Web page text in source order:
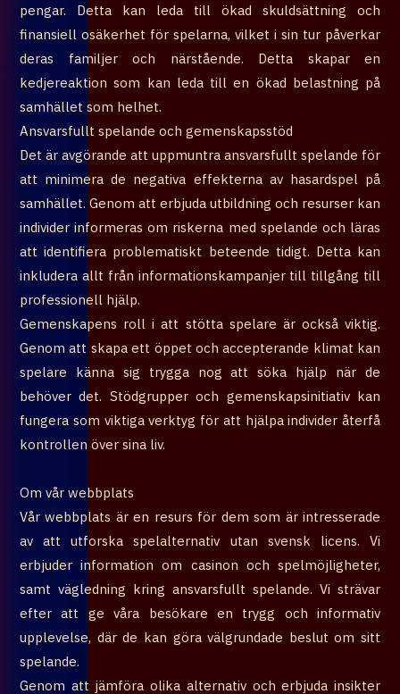
pengar. Detta kan leda till ökad skuldsättning och
finansiell osäkerhet för spelarna, vilket i sin tur påverkar
deras familjer och närstående. Detta skapar en
kedjereaktion som kan leda till en ökad belastning på
samhället som helhet.
Ansvarsfullt spelande och gemenskapsstöd
Det är avgörande att uppmuntra ansvarsfullt spelande för
att minimera de negativa effekterna av hasardspel på
samhället. Genom att erbjuda utbildning och resurser kan
individer informeras om riskerna med spelande och läras
att identifiera problematiskt beteende tidigt. Detta kan
inkludera allt från informationskampanjer till tillgång till
professionell hjälp.
Gemenskapens roll i att stötta spelare är också viktig.
Genom att skapa ett öppet och accepterande klimat kan
spelare känna sig trygga nog att söka hjälp när de
behöver det. Stödgrupper och gemenskapsinitiativ kan
fungera som viktiga verktyg för att hjälpa individer återfå
kontrollen över sina liv.
Om vår webbplats
Vår webbplats är en resurs för dem som är intresserade
av att utforska spelalternativ utan svensk licens. Vi
erbjuder information om casinon och spelmöjligheter,
samt vägledning kring ansvarsfullt spelande. Vi strävar
efter att ge våra besökare en trygg och informativ
upplevelse, där de kan göra välgrundade beslut om sitt
spelande.
Genom att jämföra olika alternativ och erbjuda insikter